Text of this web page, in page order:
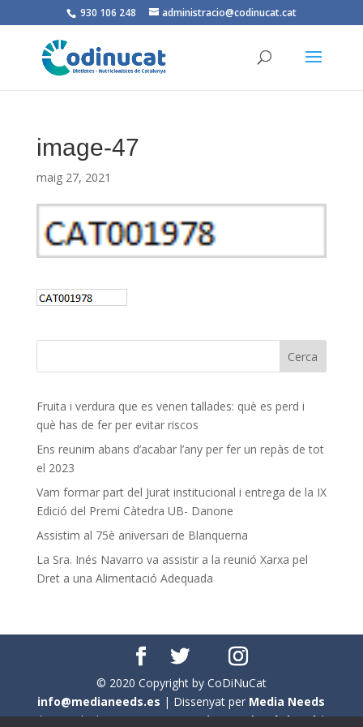
930 106 248 administracio@codinucat.cat
image-47
maig 27, 2021
Fruita i verdura que es venen tallades: què es perd i
què has de fer per evitar riscos
Ens reunim abans d’acabar l’any per fer un repàs de tot
el 2023
Vam formar part del Jurat institucional i entrega de la IX
Edició del Premi Càtedra UB- Danone
Assistim al 75è aniversari de Blanquerna
La Sra. Inés Navarro va assistir a la reunió Xarxa pel
Dret a una Alimentació Adequada
© 2020 Copyright by CoDiNuCat
info@medianeeds.es | Dissenyat per Media Needs
| Tots els drets reservats aCoDiNuCat |Avís legal|